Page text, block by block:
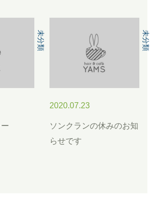
未分類 未分類
2020.07.23
ソンクランの休みのお知
らせです